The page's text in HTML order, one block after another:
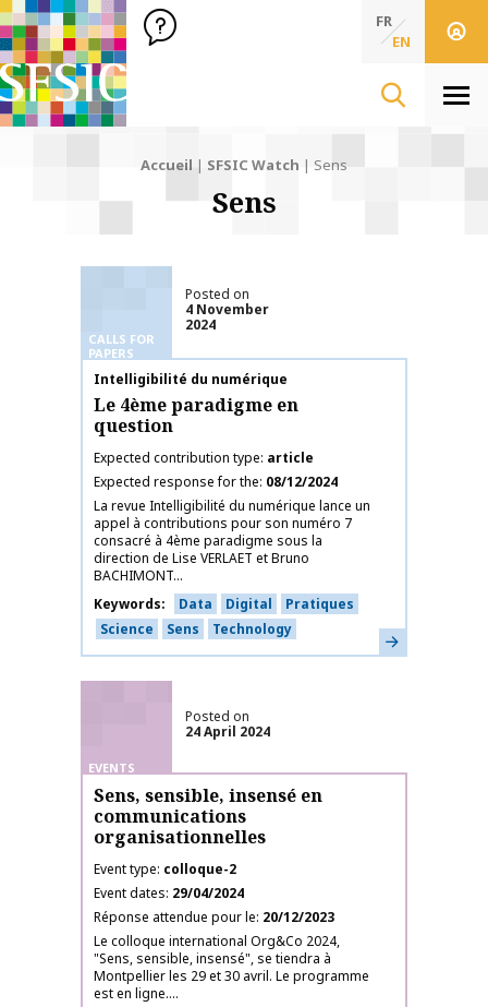
SFSIC Société Française des Sciences de l'Information & de
Société Française des Sciences de
FR
EN
Accueil | SFSIC Watch | Sens
Sens
CALLS FOR
PAPERS
Posted on
4 November
2024
Publication name
Intelligibilité du numérique
Le 4ème paradigme en
question
Expected contribution type article
Expected response for the 08/12/2024
La revue Intelligibilité du numérique lance un
appel à contributions pour son numéro 7
consacré à 4ème paradigme sous la
direction de Lise VERLAET et Bruno
BACHIMONT...
Keywords
Data Digital
Pratiques
Science
Sens Technology Learn more
EVENTS
Posted on
24 April 2024
Sens, sensible, insensé en
communications
organisationnelles
Event type colloque-2
Event dates 29/04/2024
Réponse attendue pour le 20/12/2023
Le colloque international Org&Co 2024,
"Sens, sensible, insensé", se tiendra à
Montpellier les 29 et 30 avril. Le programme
est en ligne....